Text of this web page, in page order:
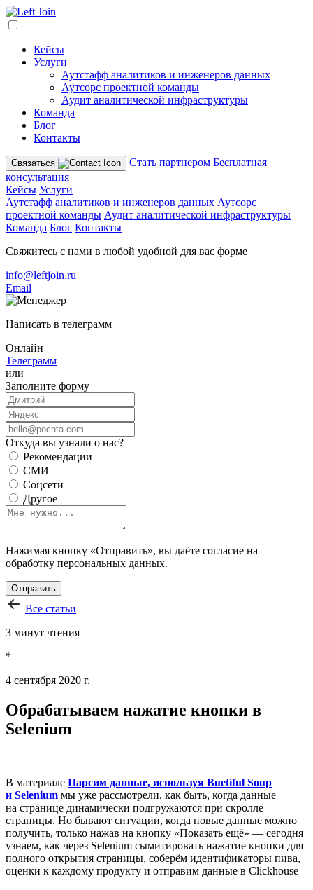
Кейсы
Услуги
Аутстафф аналитиков и инженеров данных
Аутсорс проектной команды
Аудит аналитической инфраструктуры
Команда
Блог
Контакты
Связаться Стать партнером Бесплатная
консультация
Кейсы Услуги
Аутстафф аналитиков и инженеров данных Аутсорс
проектной команды Аудит аналитической инфраструктуры
Команда Блог Контакты
Свяжитесь с нами в любой удобной для вас форме
info@leftjoin.ru
Email
Написать в телеграмм
Онлайн
Телеграмм
или
Заполните форму
Откуда вы узнали о нас?
Рекомендации
СМИ
Соцсети
Другое
Нажимая кнопку «Отправить», вы даёте согласие на
обработку персональных данных.
Отправить
Все статьи
3 минут чтения
*
4 сентября 2020 г.
Обрабатываем нажатие кнопки в
Selenium
В материале Парсим данные, используя Buetiful Soup
и Selenium мы уже рассмотрели, как быть, когда данные
на странице динамически подгружаются при скролле
страницы. Но бывают ситуации, когда новые данные можно
получить, только нажав на кнопку «Показать ещё» — сегодня
узнаем, как через Selenium сымитировать нажатие кнопки для
полного открытия страницы, соберём идентификаторы пива,
оценки к каждому продукту и отправим данные в Clickhouse